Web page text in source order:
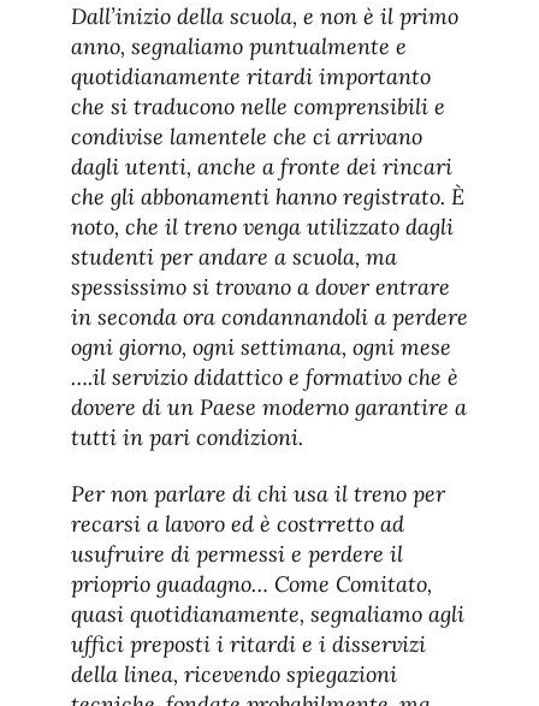
Dall’inizio della scuola, e non è il primo
anno, segnaliamo puntualmente e
quotidianamente ritardi importanto
che si traducono nelle comprensibili e
condivise lamentele che ci arrivano
dagli utenti, anche a fronte dei rincari
che gli abbonamenti hanno registrato. È
noto, che il treno venga utilizzato dagli
studenti per andare a scuola, ma
spessissimo si trovano a dover entrare
in seconda ora condannandoli a perdere
ogni giorno, ogni settimana, ogni mese
….il servizio didattico e formativo che è
dovere di un Paese moderno garantire a
tutti in pari condizioni.
Per non parlare di chi usa il treno per
recarsi a lavoro ed è costrretto ad
usufruire di permessi e perdere il
prioprio guadagno… Come Comitato,
quasi quotidianamente, segnaliamo agli
uffici preposti i ritardi e i disservizi
della linea, ricevendo spiegazioni